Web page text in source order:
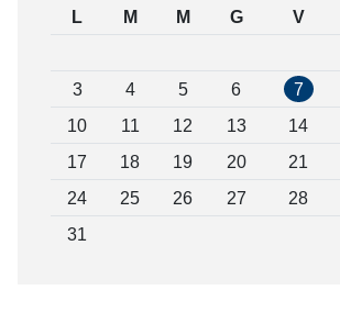
L M M G V
3
4 5 6 7
10
11 12 13 14
17
18 19 20 21
24
25 26 27 28
31